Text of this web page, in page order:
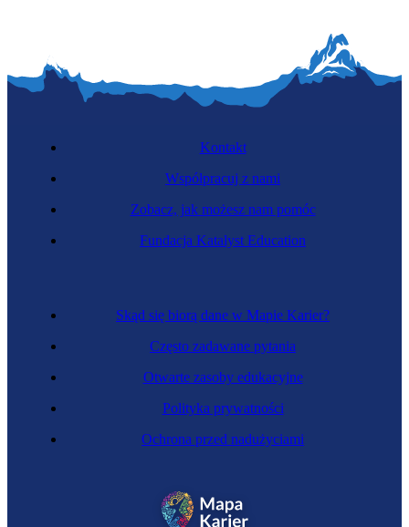
Skąd się biorą dane w Mapie Karier?
Często zadawane pytania
Otwarte zasoby edukacyjne
Polityka prywatności
Ochrona przed nadużyciami
Kontakt
Współpracuj z nami
Zobacz, jak możesz nam pomóc
Fundacja Katalyst Education